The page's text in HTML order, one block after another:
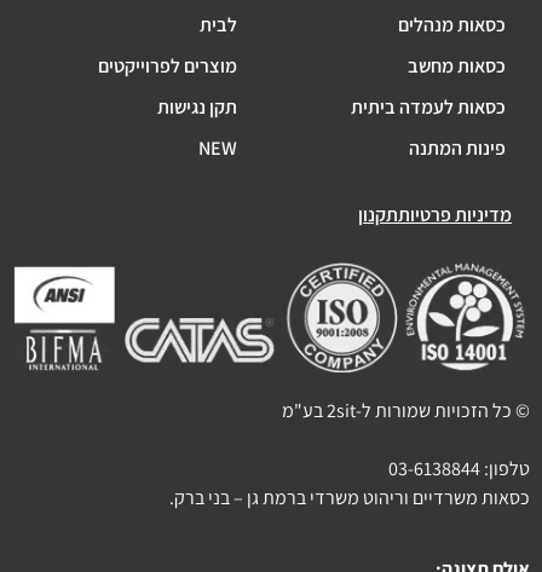
כסאות מנהלים
כסאות מחשב
כסאות לעמדה ביתית
פינות המתנה
לבית
מוצרים לפרוייקטים
תקן נגישות
NEW
מדיניות פרטיותתקנון
© כל הזכויות שמורות ל-2sit בע"מ
טלפון:03-6138844
כסאות משרדיים וריהוט משרדי ברמת גן – בני ברק.